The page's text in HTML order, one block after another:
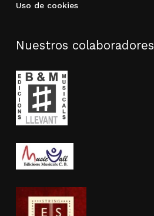
Uso de cookies
Nuestros colaboradores